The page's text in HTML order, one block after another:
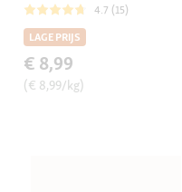
4.7 (15)
LAGE PRIJS
€ 8,99
(€ 8,99/kg)